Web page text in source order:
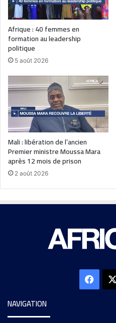
Afrique : 40 femmes en
formation au leadership
politique
5 août 2026
Mali : libération de l’ancien
Premier ministre Moussa Mara
après 12 mois de prison
2 août 2026
NAVIGATION